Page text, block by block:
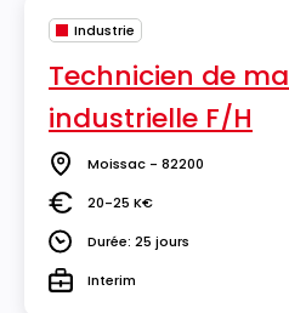
Industrie
Technicien de
industrielle F/H
Lieu Moissac - 82200
Salaire20-25 K€
DuréeDurée: 25 jours
TypeInterim